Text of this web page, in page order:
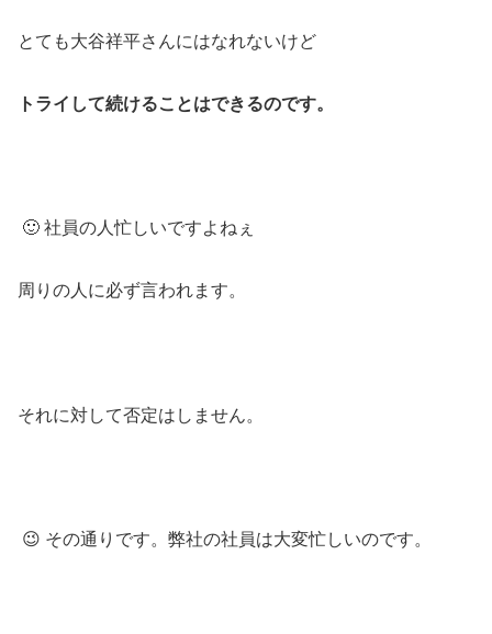
とても大谷祥平さんにはなれないけど
トライして続けることはできるのです。
🙂 社員の人忙しいですよねぇ
周りの人に必ず言われます。
それに対して否定はしません。
😉 その通りです。弊社の社員は大変忙しいのです。